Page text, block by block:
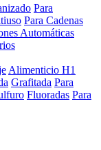
Para
Para Cadenas
Automáticas
Alimenticio H1
Grafitada Para
Fluoradas Para